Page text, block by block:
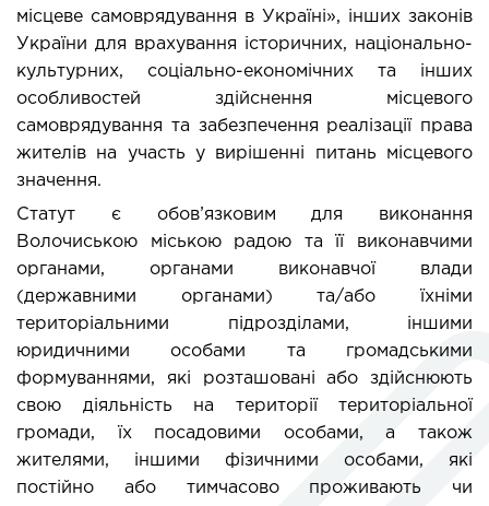
місцеве самоврядування в Україні», інших законів
України для врахування історичних, національно-
культурних, соціально-економічних та інших
особливостей здійснення місцевого
самоврядування та забезпечення реалізації права
жителів на участь у вирішенні питань місцевого
значення.
Волочиською міською радою та її виконавчими
органами, органами виконавчої влади
(державними органами) та/або їхніми
територіальними підрозділами, іншими
юридичними особами та громадськими
формуваннями, які розташовані або здійснюють
свою діяльність на території територіальної
громади, їх посадовими особами, а також
жителями, іншими фізичними особами, які
постійно або тимчасово проживають чи